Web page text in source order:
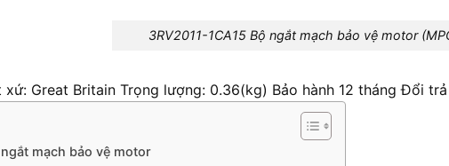
3RV2011-1CA15 Bộ ngắt mạch bảo vệ motor
xứ: Great Britain Trọng lượng: 0.36(kg) Bảo hành 12 tháng Đổi
mạch bảo vệ motor